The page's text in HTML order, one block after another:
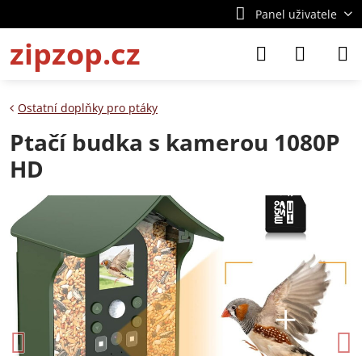
Panel uživatele
zipzop.cz
Ostatní doplňky pro ptáky
Ptačí budka s kamerou 1080P
HD